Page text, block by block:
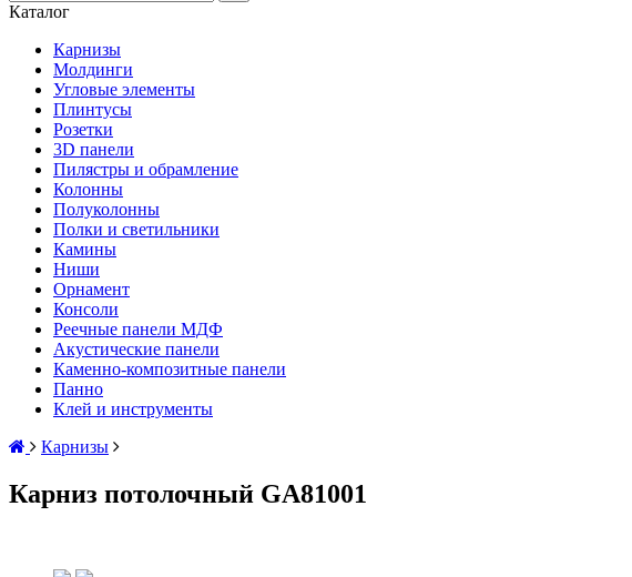
Каталог
Карнизы
Молдинги
Угловые элементы
Плинтусы
Розетки
3D панели
Пилястры и обрамление
Колонны
Полуколонны
Полки и светильники
Камины
Ниши
Орнамент
Консоли
Реечные панели МДФ
Акустические панели
Каменно-композитные панели
Панно
Клей и инструменты
Карнизы
Карниз потолочный GA81001